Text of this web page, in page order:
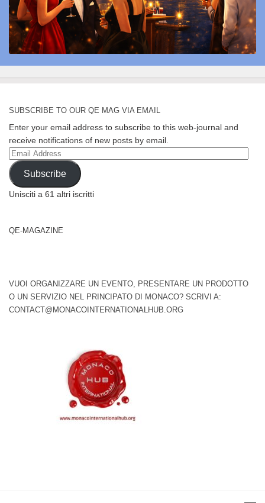
SUBSCRIBE TO OUR QE MAG VIA EMAIL
Enter your email address to subscribe to this web-journal and
receive notifications of new posts by email.
Email
Address
Subscribe
Unisciti a 61 altri iscritti
QE-MAGAZINE
VUOI ORGANIZZARE UN EVENTO, PRESENTARE UN PRODOTTO
O UN SERVIZIO NEL PRINCIPATO DI MONACO? SCRIVI A:
CONTACT@MONACOINTERNATIONALHUB.ORG